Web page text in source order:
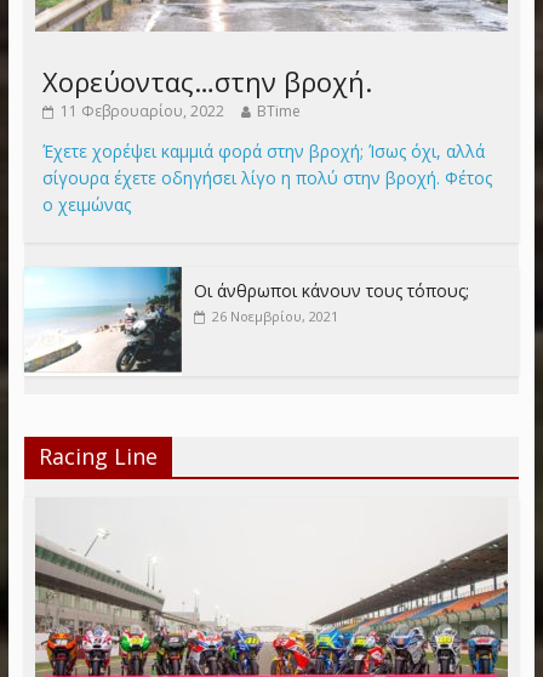
Χορεύοντας…στην βροχή.
11 Φεβρουαρίου, 2022 BTime
Έχετε χορέψει καμμιά φορά στην βροχή; Ίσως όχι, αλλά
σίγουρα έχετε οδηγήσει λίγο η πολύ στην βροχή. Φέτος
ο χειμώνας
Οι άνθρωποι κάνουν τους τόπους;
26 Νοεμβρίου, 2021
Racing Line